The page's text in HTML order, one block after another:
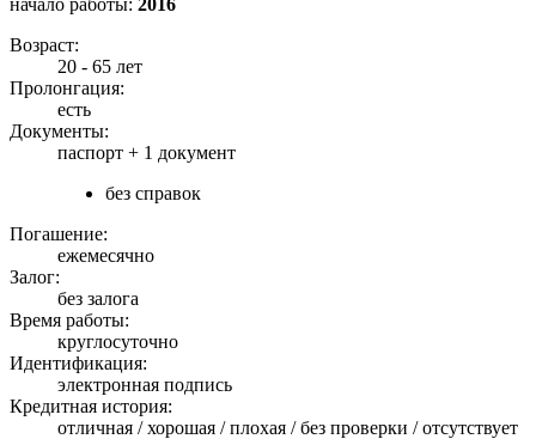
Возраст:
20 - 65 лет
Пролонгация:
есть
Документы:
паспорт + 1 документ
без справок
Погашение:
ежемесячно
Залог:
без залога
Время работы:
круглосуточно
Идентификация:
электронная подпись
Кредитная история:
отличная / хорошая / плохая / без проверки / отсутствует